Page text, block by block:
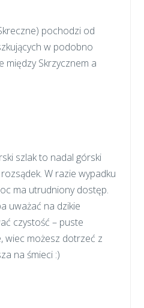
pochodzi od
w podobno
między Skrzycznem a
szlak to nadal górski
W razie wypadku
ma utrudniony dostęp.
uważać na dzikie
czystość – puste
wiec możesz dotrzeć z
na śmieci :)